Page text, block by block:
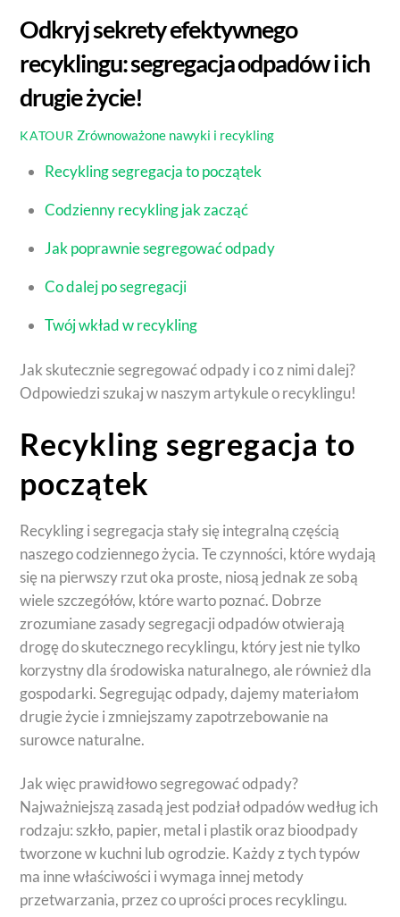
Odkryj sekrety efektywnego
recyklingu: segregacja odpadów i ich
drugie życie!
KATOUR Zrównoważone nawyki i recykling
Recykling segregacja to początek
Codzienny recykling jak zacząć
Jak poprawnie segregować odpady
Co dalej po segregacji
Twój wkład w recykling
Jak skutecznie segregować odpady i co z nimi dalej?
Odpowiedzi szukaj w naszym artykule o recyklingu!
Recykling segregacja to
początek
Recykling i segregacja stały się integralną częścią
naszego codziennego życia. Te czynności, które wydają
się na pierwszy rzut oka proste, niosą jednak ze sobą
wiele szczegółów, które warto poznać. Dobrze
zrozumiane zasady segregacji odpadów otwierają
drogę do skutecznego recyklingu, który jest nie tylko
korzystny dla środowiska naturalnego, ale również dla
gospodarki. Segregując odpady, dajemy materiałom
drugie życie i zmniejszamy zapotrzebowanie na
surowce naturalne.
Jak więc prawidłowo segregować odpady?
Najważniejszą zasadą jest podział odpadów według ich
rodzaju: szkło, papier, metal i plastik oraz bioodpady
tworzone w kuchni lub ogrodzie. Każdy z tych typów
ma inne właściwości i wymaga innej metody
przetwarzania, przez co uprości proces recyklingu.